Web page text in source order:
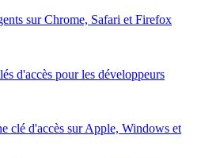
sur Chrome, Safari et Firefox
d'accès pour les développeurs
clé d'accès sur Apple, Windows et